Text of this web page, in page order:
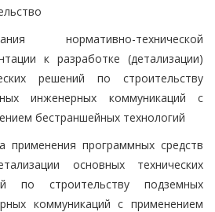
нормативно-технической
к разработке (детализации)
решений по строительству
инженерных коммуникаций с
бестраншейных технологий
применения программных средств
основных технических
по строительству подземных
коммуникаций с применением